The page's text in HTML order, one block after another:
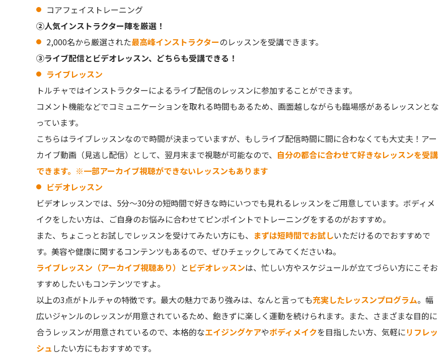
コアフェイストレーニング
②人気インストラクター陣を厳選！
2,000名から厳選された最高峰インストラクターのレッスンを受講できます。
③ライブ配信とビデオレッスン、どちらも受講できる！
ライブレッスン
トルチャではインストラクターによるライブ配信のレッスンに参加することができます。
コメント機能などでコミュニケーションを取れる時間もあるため、画面越しながらも臨場感があるレッスンとな
っています。
こちらはライブレッスンなので時間が決まっていますが、もしライブ配信時間に間に合わなくても大丈夫！アー
カイブ動画（見逃し配信）として、翌月末まで視聴が可能なので、 自分の都合に合わせて好きなレッスンを受講
できます。※一部アーカイブ視聴ができないレッスンもあります
ビデオレッスン
ビデオレッスンでは、5分～30分の短時間で好きな時にいつでも見れるレッスンをご用意しています。ボディメ
イクをしたい方は、ご自身のお悩みに合わせてピンポイントでトレーニングをするのがおすすめ。
また、ちょこっとお試しでレッスンを受けてみたい方にも、 まずは短時間でお試しいただけるのでおすすめで
す。美容や健康に関するコンテンツもあるので、ぜひチェックしてみてくださいね。
ライブレッスン（アーカイブ視聴あり） と ビデオレッスンは、忙しい方やスケジュールが立てづらい方にこそお
すすめしたいもコンテンツですよ。
以上の3点がトルチャの特徴です。最大の魅力であり強みは、なんと言っても充実したレッスンプログラム。幅
広いジャンルのレッスンが用意されているため、飽きずに楽しく運動を続けられます。また、さまざまな目的に
合うレッスンが用意されているので、本格的なエイジングケアやボディメイクを目指したい方、気軽にリフレッ
シュ したい方にもおすすめです。